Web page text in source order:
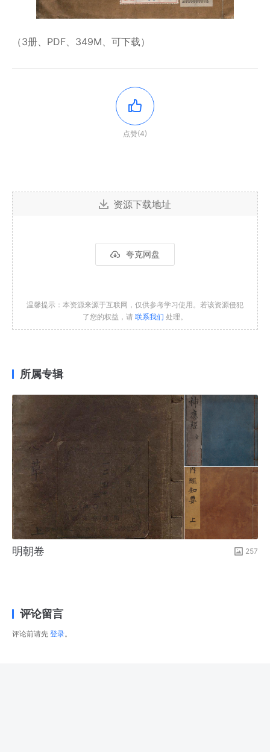
（3册、PDF、349M、可下载）
点赞(4)
资源下载地址
夸克网盘
温馨提示：本资源来源于互联网，仅供参考学习使用。若该资源侵犯
了您的权益，请 联系我们 处理。
所属专辑
明朝卷 257
评论留言
评论前请先 登录。